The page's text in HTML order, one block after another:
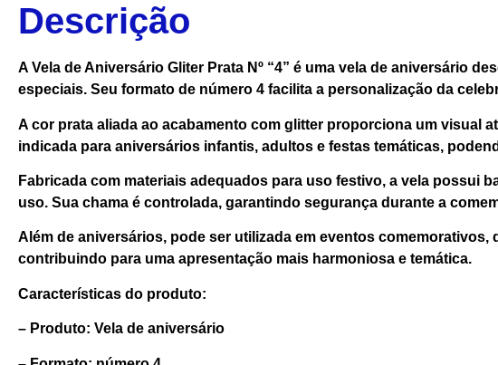
Descrição
A Vela de Aniversário Gliter Prata Nº “4” é uma vela de aniversário
especiais. Seu formato de número 4 facilita a personalização da
A cor prata aliada ao acabamento com glitter proporciona um visual
indicada para aniversários infantis, adultos e festas temáticas,
Fabricada com materiais adequados para uso festivo, a vela possui
uso. Sua chama é controlada, garantindo segurança durante a
Além de aniversários, pode ser utilizada em eventos
contribuindo para uma apresentação mais harmoniosa e temática.
Características do produto:
– Produto: Vela de aniversário